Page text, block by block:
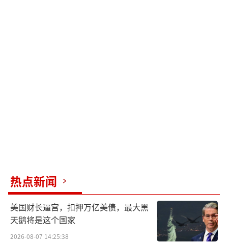
热点新闻
美国财长逼宫，扣押万亿美债，最大黑
天鹅将是这个国家
2026-08-07 14:25:38